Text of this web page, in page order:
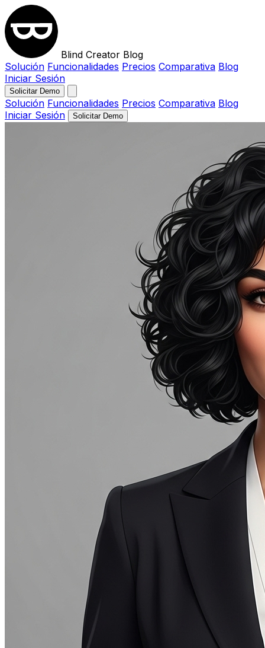
Blind Creator Blog
Solución Funcionalidades Precios Comparativa Blog
Iniciar Sesión
Solicitar Demo
Solución Funcionalidades Precios Comparativa Blog
Iniciar Sesión
Solicitar Demo